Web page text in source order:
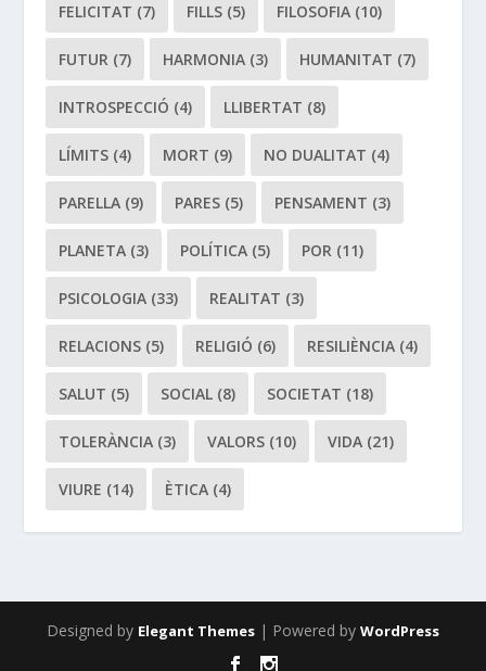
FELICITAT (7) FILLS (5) FILOSOFIA (10)
FUTUR (7) HARMONIA (3) HUMANITAT (7)
INTROSPECCIÓ (4) LLIBERTAT (8)
LÍMITS (4) MORT (9) NO DUALITAT (4)
PARELLA (9) PARES (5) PENSAMENT (3)
PLANETA (3) POLÍTICA (5) POR (11)
PSICOLOGIA (33) REALITAT (3)
RELACIONS (5) RELIGIÓ (6) RESILIÈNCIA (4)
SALUT (5) SOCIAL (8) SOCIETAT (18)
TOLERÀNCIA (3) VALORS (10) VIDA (21)
VIURE (14) ÈTICA (4)
Designed by Elegant Themes | Powered by WordPress